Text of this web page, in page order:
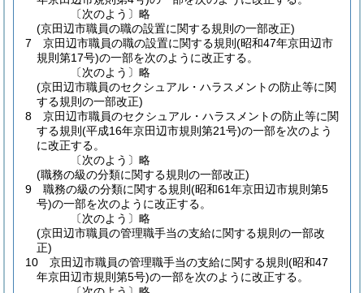
〔次のよう〕略
(京田辺市職員の職の設置に関する規則の一部改正)
7
京田辺市職員の職の設置に関する規則 (昭和47年京田辺市
規則第17号)の一部を次のように改正する。
〔次のよう〕略
(京田辺市職員のセクシュアル・ハラスメントの防止等に関
する規則の一部改正)
8
京田辺市職員のセクシュアル・ハラスメントの防止等に関
する規則 (平成16年京田辺市規則第21号)の一部を次のよう
に改正する。
〔次のよう〕略
(職務の級の分類に関する規則の一部改正)
9
職務の級の分類に関する規則 (昭和61年京田辺市規則第5
号)の一部を次のように改正する。
〔次のよう〕略
(京田辺市職員の管理職手当の支給に関する規則の一部改
正)
10
京田辺市職員の管理職手当の支給に関する規則 (昭和47
年京田辺市規則第5号)の一部を次のように改正する。